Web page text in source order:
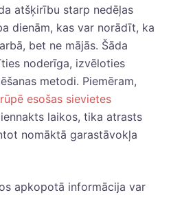
atšķirību starp nedēļas
dienām, kas var norādīt, ka
bet ne mājās. Šāda
noderīga, izvēloties
metodi. Piemēram,
esošas sievietes
laikos, tika atrasts
nomāktā garastāvokļa
apkopotā informācija var